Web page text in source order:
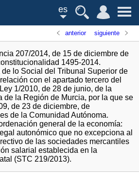
es
anterior siguiente
207/2014, de 15 de diciembre de
1495-2014.
lo Social del Tribunal Superior de
con el apartado tercero del
1/2010, de 28 de junio, de la
de la Región de Murcia, por la que se
de 23 de diciembre, de
de la Comunidad Autónoma.
general de la economía:
autonómico que no excepciona al
de las sociedades mercantiles
salarial establecida en la
(STC 219/2013).